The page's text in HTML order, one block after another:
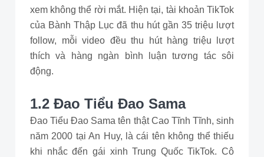
xem không thể rời mắt. Hiện tại, tài khoản TikTok
của Bành Thập Lục đã thu hút gần 35 triệu lượt
follow, mỗi video đều thu hút hàng triệu lượt
thích và hàng ngàn bình luận tương tác sôi
động.
1.2 Đao Tiểu Đao Sama
Đao Tiểu Đao Sama tên thật Cao Tĩnh Tĩnh, sinh
năm 2000 tại An Huy, là cái tên không thể thiếu
khi nhắc đến gái xinh Trung Quốc TikTok. Cô